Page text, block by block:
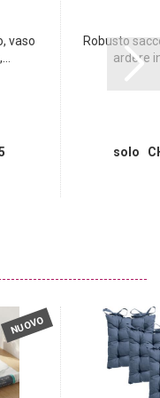
vaso
Robusto
ardere
solo
NUOVO